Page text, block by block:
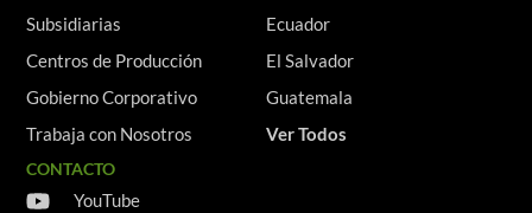
Subsidiarias
Centros de Producción
Gobierno Corporativo
Trabaja con Nosotros
Ecuador
El Salvador
Guatemala
Ver Todos
CONTACTO
YouTube